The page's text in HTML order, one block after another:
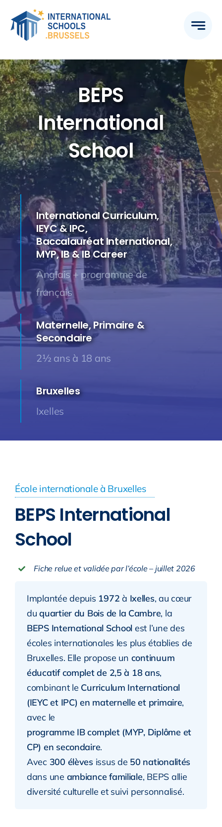
content
BEPS
International
School
International Curriculum,
IEYC & IPC,
Baccalauréat International,
MYP, IB & IB Career
Anglais + programme de
français
Maternelle, Primaire &
Secondaire
2½ ans à 18 ans
Bruxelles
Ixelles
École internationale à Bruxelles
BEPS International
School
Fiche relue et validée par l’école – juillet 2026
Implantée depuis 1972 à Ixelles, au cœur
duquartier du Bois de la Cambre, la
BEPS International School est l’une des
écoles internationales les plus établies de
Bruxelles. Elle propose un continuum
éducatif complet de 2,5 à 18 ans,
combinant le Curriculum International
(IEYC et IPC) en maternelle et primaire,
avec le
programme IB complet (MYP, Diplôme et
CP) en secondaire.
Avec 300 élèvesissus de 50 nationalités
dans une ambiance familiale, BEPS allie
diversité culturelle et suivi personnalisé.